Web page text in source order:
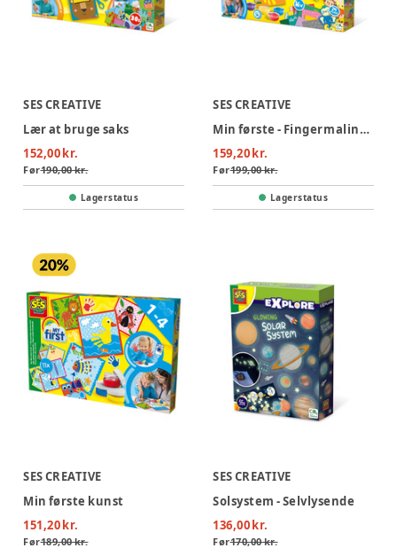
SES CREATIVE
Lær at bruge saks
152,00 kr.
Før190,00 kr.
Lagerstatus
SES CREATIVE
Min første - Fingermaling - Håndaftryk - Dyr
159,20 kr.
Før199,00 kr.
Lagerstatus
SES CREATIVE
Min første kunst
151,20 kr.
Før189,00 kr.
SES CREATIVE
Solsystem - Selvlysende
136,00 kr.
Før170,00 kr.